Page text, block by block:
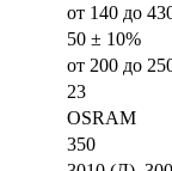
от 140 до
50 ± 10%
от 200 до
23
OSRAM
350